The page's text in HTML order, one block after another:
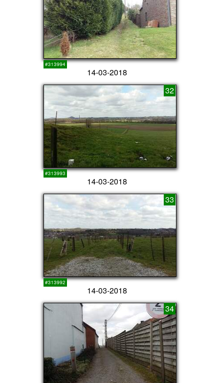
#313994
14-03-2018
#313993
14-03-2018
32
#313992
14-03-2018
33
34